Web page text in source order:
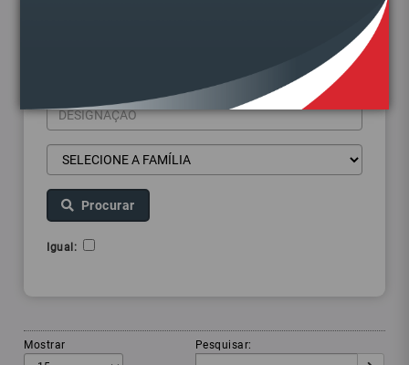
Procurar
Igual:
Mostrar Pesquisar: